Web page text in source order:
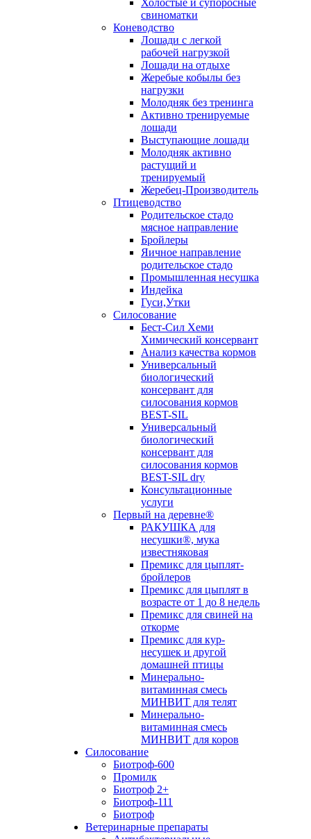
Холостые и супоросные
свиноматки
Коневодство
Лошади с легкой
рабочей нагрузкой
Лошади на отдыхе
Жеребые кобылы без
нагрузки
Молодняк без тренинга
Активно тренируемые
лошади
Выступающие лошади
Молодняк активно
растущий и
тренируемый
Жеребец-Производитель
Птицеводство
Родительское стадо
мясное направление
Бройлеры
Яичное направление
родительское стадо
Промышленная несушка
Индейка
Гуси,Утки
Силосование
Бест-Сил Хеми
Химический консервант
Анализ качества кормов
Универсальный
биологический
консервант для
силосования кормов
BEST-SIL
Универсальный
биологический
консервант для
силосования кормов
BEST-SIL dry
Консультационные
услуги
Первый на деревне®
РАКУШКА для
несушки®, мука
известняковая
Премикс для цыплят-
бройлеров
Премикс для цыплят в
возрасте от 1 до 8 недель
Премикс для свиней на
откорме
Премикс для кур-
несушек и другой
домашней птицы
Минерально-
витаминная смесь
МИНВИТ для телят
Минерально-
витаминная смесь
МИНВИТ для коров
Силосование
Биотроф-600
Промилк
Биотроф 2+
Биотроф-111
Биотроф
Ветеринарные препараты